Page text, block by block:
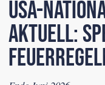
USA-
aktuell: